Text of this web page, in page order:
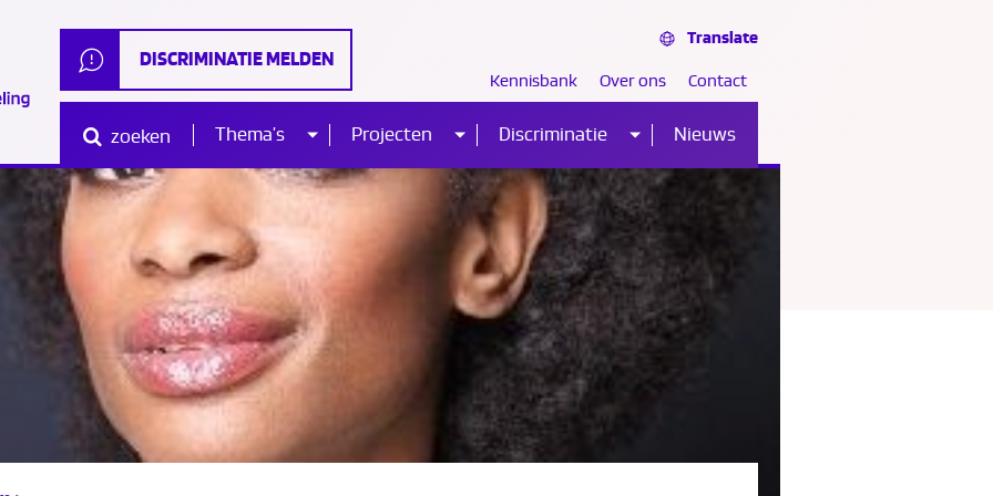
zoeken
Waar
ben
je
naar
zoek?
Thema’s
Sub
Projecten
Sub
menu
Discriminatie
Sub
menu
Nieuws
DISCRIMINATIE MELDEN
Kennisbank Over ons Contact
Translate